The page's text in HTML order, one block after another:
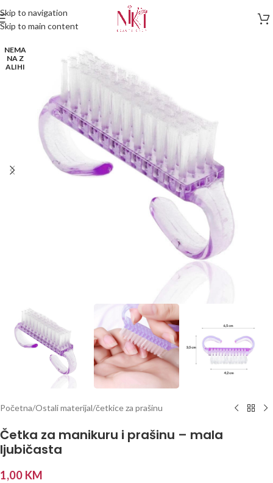
Skip to navigation
Skip to main content
NEMA
NA Z
ALIHI
Početna/Ostali materijal/četkice za prašinu
Četka za manikuru i prašinu – mala
ljubičasta
1,00 KM